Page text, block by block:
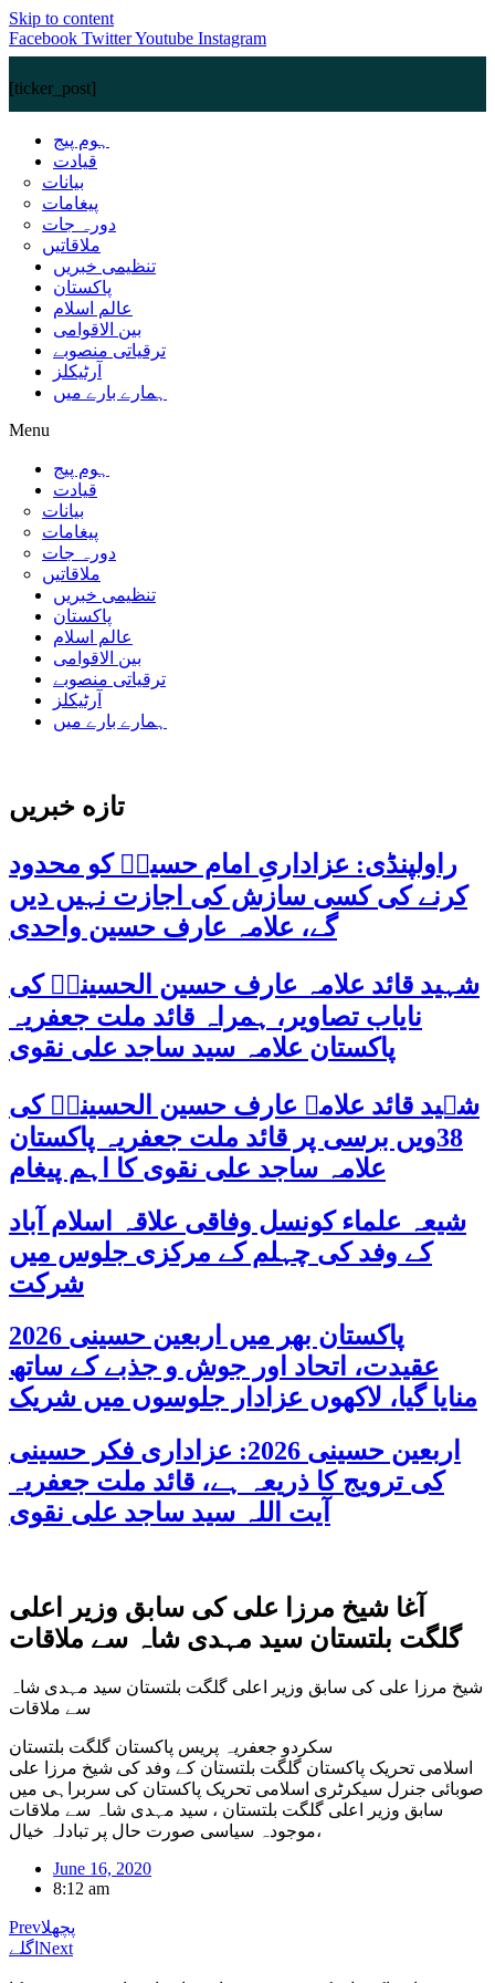
Skip to content
Facebook TwitterYoutube Instagram
[ticker_post]
ہوم پیج
قیادت
بیانات
پیغامات
دورہ جات
ملاقاتیں
تنظیمی خبریں
پاکستان
عالم اسلام
بین الاقوامی
ترقیاتی منصوبے
آرٹیکلز
ہمارے بارے میں
Menu
ہوم پیج
قیادت
بیانات
پیغامات
دورہ جات
ملاقاتیں
تنظیمی خبریں
پاکستان
عالم اسلام
بین الاقوامی
ترقیاتی منصوبے
آرٹیکلز
ہمارے بارے میں
تازه خبریں
راولپنڈی: عزاداریِ امام حسینؑ کو محدود
کرنے کی کسی سازش کی اجازت نہیں دیں
گے، علامہ عارف حسین واحدی
شہید قائد علامہ عارف حسین الحسینیؒ کی
نایاب تصاویر، ہمراہ قائد ملت جعفریہ
پاکستان علامہ سید ساجد علی نقوی
شہید قائد علامہ عارف حسین الحسینیؒ کی
38ویں برسی پر قائد ملت جعفریہ پاکستان
علامہ ساجد علی نقوی کا اہم پیغام
شیعہ علماء کونسل وفاقی علاقہ اسلام آباد
کے وفد کی چہلم کے مرکزی جلوس میں
شرکت
پاکستان بھر میں اربعین حسینی 2026
عقیدت، اتحاد اور جوش و جذبے کے ساتھ
منایا گیا، لاکھوں عزادار جلوسوں میں شریک
اربعین حسینی 2026: عزاداری فکر حسینی
کی ترویج کا ذریعہ ہے، قائد ملت جعفریہ
آیت اللہ سید ساجد علی نقوی
آغا شیخ مرزا علی کی سابق وزیر اعلی
گلگت بلتستان سید مہدی شاہ سے ملاقات
شیخ مرزا علی کی سابق وزیر اعلی گلگت بلتستان سید مہدی شاہ
سے ملاقات
سکردو جعفریہ پریس پاکستان گلگت بلتستان
اسلامی تحریک پاکستان گلگت بلتستان کے وفد کی شیخ مرزا علی
صوبائی جنرل سیکرٹری اسلامی تحریک پاکستان کی سربراہی میں
سابق وزیر اعلی گلگت بلتستان ، سید مہدی شاہ سے ملاقات
،موجودہ سیاسی صورت حال پر تبادلہ خیال
June 16, 2020
8:12 am
Prevپچھلا
اگلے Next